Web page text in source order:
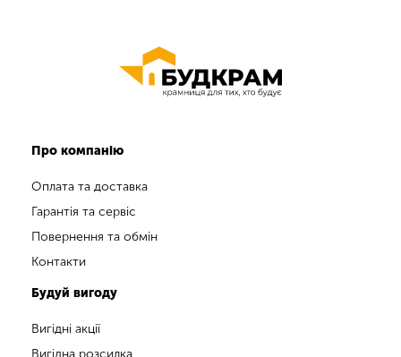
Про компанію
Оплата та доставка
Гарантія та сервіс
Повернення та обмін
Контакти
Будуй вигоду
Вигідні акції
Вигідна розсилка